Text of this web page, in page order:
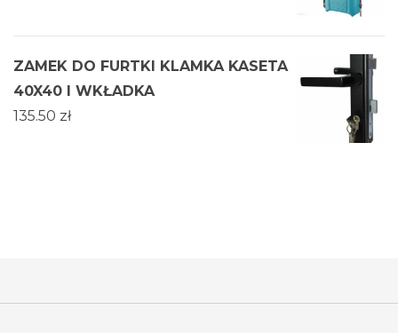
ZAMEK DO FURTKI KLAMKA KASETA
40X40 I WKŁADKA
135.50 zł